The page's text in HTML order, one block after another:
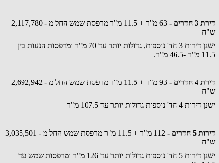
דירת 3 חדרים -
63 מ"ר + 11.5 מ"ר מרפסת שמש החל מ - 2,117,780
ש"ח
ישנן דירות 3 חד' נוספות, גדולות יותר עד 70 מ"ר ומרפסות הנעות בין
11.5 מ"ר -46.5 מ"ר.
דירת 4 חדרים -
93 מ"ר + 11.5 מ"ר מרפסת שמש החל מ - 2,692,942
ש"ח
ישנן דירות 4 חד' נוספות גדולות יותר עד 107.5 מ"ר
דירות 5 חדרים -
112 מ"ר + 11.5 מ"ר מרפסת שמש החל מ - 3,035,501
ש"ח
ישנן דירות 5 חד' נוספות גדולות יותר עד 126 מ"ר ומרפסות שמש עד